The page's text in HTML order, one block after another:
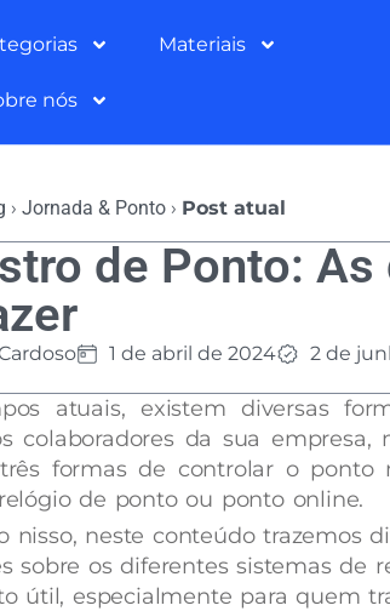
Materiais
nós
›Jornada & Ponto › Post atual
de Ponto:
1 de abril de 2024 2 de
atuais, existem diversas
colaboradores da sua empresa,
formas de controlar o ponto
de ponto ou ponto online.
nisso, neste conteúdo trazemos
sobre os diferentes sistemas de
útil, especialmente para quem